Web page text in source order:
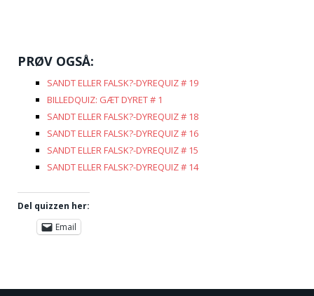
PRØV OGSÅ:
SANDT ELLER FALSK?-DYREQUIZ # 19
BILLEDQUIZ: GÆT DYRET # 1
SANDT ELLER FALSK?-DYREQUIZ # 18
SANDT ELLER FALSK?-DYREQUIZ # 16
SANDT ELLER FALSK?-DYREQUIZ # 15
SANDT ELLER FALSK?-DYREQUIZ # 14
Del quizzen her:
Email